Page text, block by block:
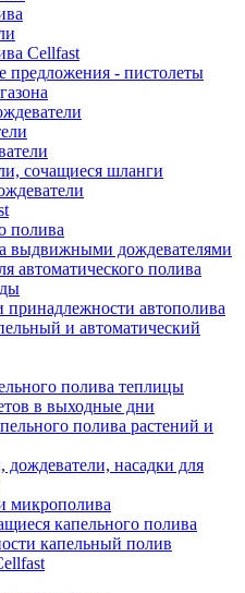
Cellfast
предложения - пистолеты
сочащиеся шланги
полива
выдвижными дождевателями
автоматического полива
принадлежности автополива
и автоматический
полива теплицы
в выходные дни
полива растений и
насадки для
микрополива
капельного полива
капельный полив